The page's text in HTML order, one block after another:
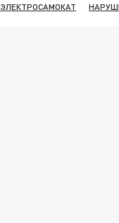
ЭЛЕКТРОСАМОКАТ